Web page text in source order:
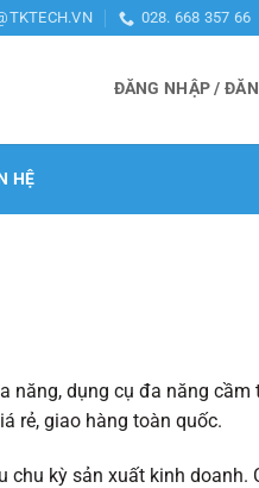
028. 668 357 66
ĐĂNG NHẬP /
HỆ
dụng cụ đa năng cầm
rẻ, giao hàng toàn quốc.
kỳ sản xuất kinh doanh.